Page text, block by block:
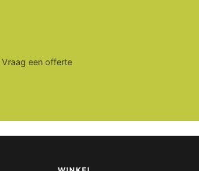
een offerte